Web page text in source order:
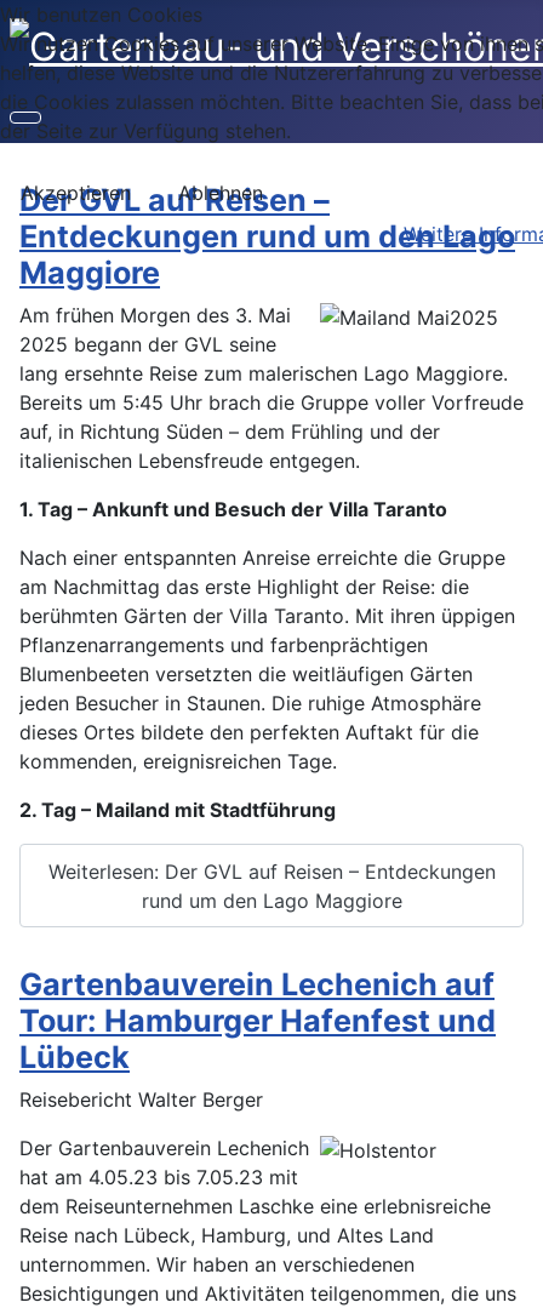
Der GVL auf Reisen –
Entdeckungen rund um den Lago
Maggiore
Am frühen Morgen des 3. Mai
2025 begann der GVL seine
lang ersehnte Reise zum malerischen Lago Maggiore.
Bereits um 5:45 Uhr brach die Gruppe voller Vorfreude
auf, in Richtung Süden – dem Frühling und der
italienischen Lebensfreude entgegen.
1. Tag – Ankunft und Besuch der Villa Taranto
Nach einer entspannten Anreise erreichte die Gruppe
am Nachmittag das erste Highlight der Reise: die
berühmten Gärten der Villa Taranto. Mit ihren üppigen
Pflanzenarrangements und farbenprächtigen
Blumenbeeten versetzten die weitläufigen Gärten
jeden Besucher in Staunen. Die ruhige Atmosphäre
dieses Ortes bildete den perfekten Auftakt für die
kommenden, ereignisreichen Tage.
2. Tag – Mailand mit Stadtführung
Weiterlesen: Der GVL auf Reisen – Entdeckungen
rund um den Lago Maggiore
Gartenbauverein Lechenich auf
Tour: Hamburger Hafenfest und
Lübeck
Reisebericht Walter Berger
Der Gartenbauverein Lechenich
hat am 4.05.23 bis 7.05.23 mit
dem Reiseunternehmen Laschke eine erlebnisreiche
Reise nach Lübeck, Hamburg, und Altes Land
unternommen. Wir haben an verschiedenen
Besichtigungen und Aktivitäten teilgenommen, die uns
Wir benutzen Cookies
Wir nutzen Cookies auf unserer Website. Einige von
helfen, diese Website und die Nutzererfahrung zu
die Cookies zulassen möchten. Bitte beachten Sie, dass
der Seite zur Verfügung stehen.
Akzeptieren
Ablehnen
Weitere